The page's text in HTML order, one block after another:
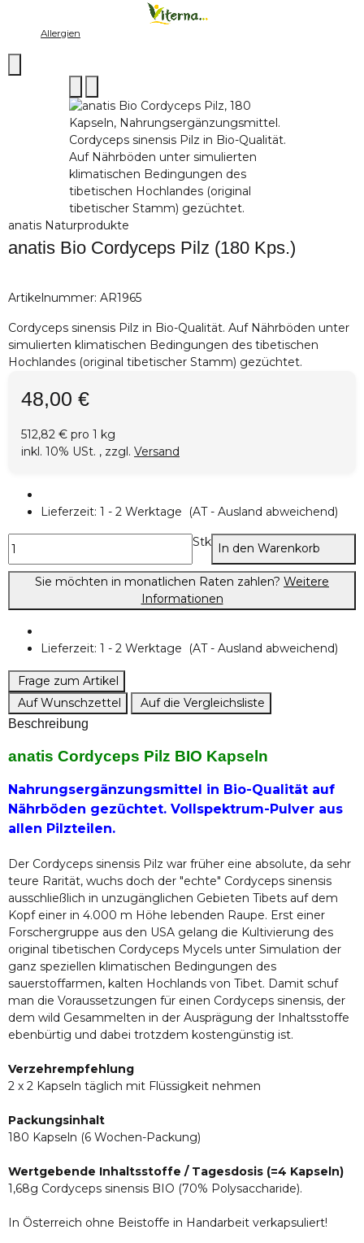
Allergien
anatis Naturprodukte
anatis Bio Cordyceps Pilz (180 Kps.)
Artikelnummer: AR1965
Cordyceps sinensis Pilz in Bio-Qualität. Auf Nährböden unter
simulierten klimatischen Bedingungen des tibetischen
Hochlandes (original tibetischer Stamm) gezüchtet.
48,00 €
512,82 € pro 1 kg
inkl. 10% USt. , zzgl. Versand
Lieferzeit: 1 - 2 Werktage (AT - Ausland abweichend)
Stk In den Warenkorb
Sie möchten in monatlichen Raten zahlen? Weitere
Informationen
Lieferzeit: 1 - 2 Werktage (AT - Ausland abweichend)
Frage zum Artikel
Auf Wunschzettel
Auf die Vergleichsliste
Beschreibung
anatis Cordyceps Pilz BIO Kapseln
Nahrungsergänzungsmittel in Bio-Qualität auf
Nährböden gezüchtet. Vollspektrum-Pulver aus
allen Pilzteilen.
Der Cordyceps sinensis Pilz war früher eine absolute, da sehr
teure Rarität, wuchs doch der "echte" Cordyceps sinensis
ausschließlich in unzugänglichen Gebieten Tibets auf dem
Kopf einer in 4.000 m Höhe lebenden Raupe. Erst einer
Forschergruppe aus den USA gelang die Kultivierung des
original tibetischen Cordyceps Mycels unter Simulation der
ganz speziellen klimatischen Bedingungen des
sauerstoffarmen, kalten Hochlands von Tibet. Damit schuf
man die Voraussetzungen für einen Cordyceps sinensis, der
dem wild Gesammelten in der Ausprägung der Inhaltsstoffe
ebenbürtig und dabei trotzdem kostengünstig ist.
Verzehrempfehlung
2 x 2 Kapseln täglich mit Flüssigkeit nehmen
Packungsinhalt
180 Kapseln (6 Wochen-Packung)
Wertgebende Inhaltsstoffe / Tagesdosis (=4 Kapseln)
1,68g Cordyceps sinensis BIO (70% Polysaccharide).
In Österreich ohne Beistoffe in Handarbeit verkapsuliert!